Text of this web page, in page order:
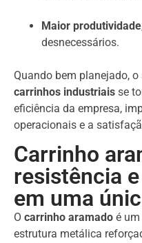
Maior produtividade
desnecessários.
Quando bem planejado,
carrinhos industriais se
eficiência da empresa,
operacionais e a
Carrinho
resistência
em uma
O carrinho aramado é
estrutura metálica